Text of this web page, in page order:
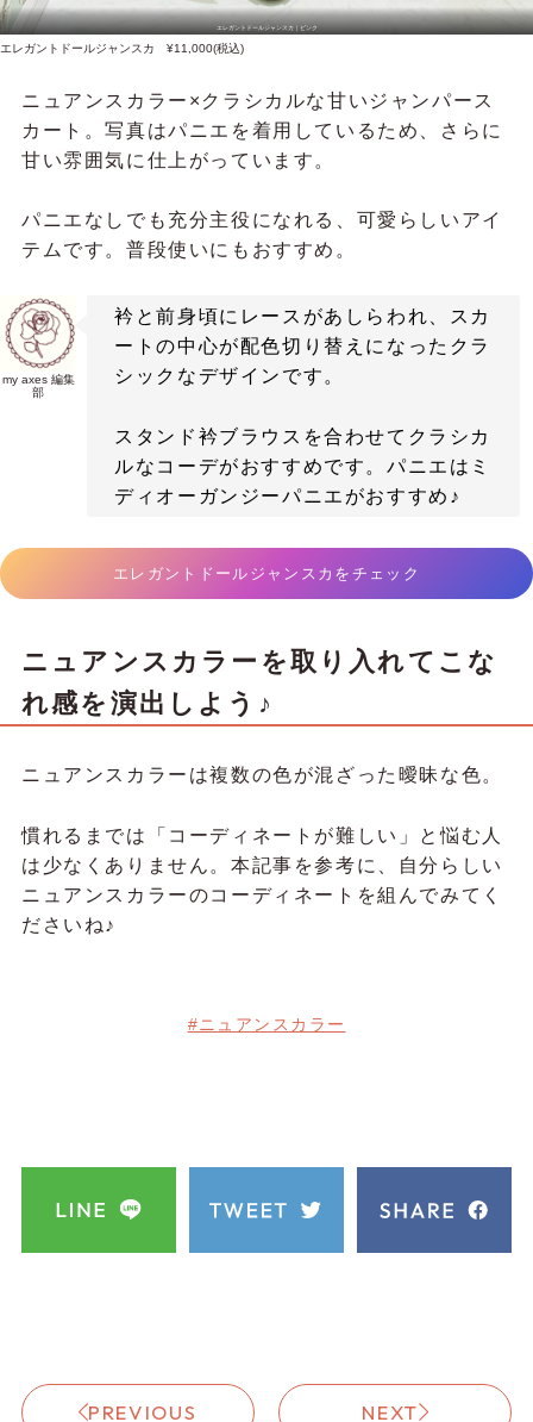
エレガントドールジャンスカ｜ピンク
エレガントドールジャンスカ ¥11,000(税込)
ニュアンスカラー×クラシカルな甘いジャンパース
カート。写真はパニエを着用しているため、さらに
甘い雰囲気に仕上がっています。
パニエなしでも充分主役になれる、可愛らしいアイ
テムです。普段使いにもおすすめ。
my axes 編集
部
衿と前身頃にレースがあしらわれ、スカ
ートの中心が配色切り替えになったクラ
シックなデザインです。
スタンド衿ブラウスを合わせてクラシカ
ルなコーデがおすすめです。パニエはミ
ディオーガンジーパニエがおすすめ♪
エレガントドールジャンスカをチェック
ニュアンスカラーを取り入れてこな
れ感を演出しよう♪
ニュアンスカラーは複数の色が混ざった曖昧な色。
慣れるまでは「コーディネートが難しい」と悩む人
は少なくありません。本記事を参考に、自分らしい
ニュアンスカラーのコーディネートを組んでみてく
ださいね♪
#ニュアンスカラー
PREVIOUS NEXT